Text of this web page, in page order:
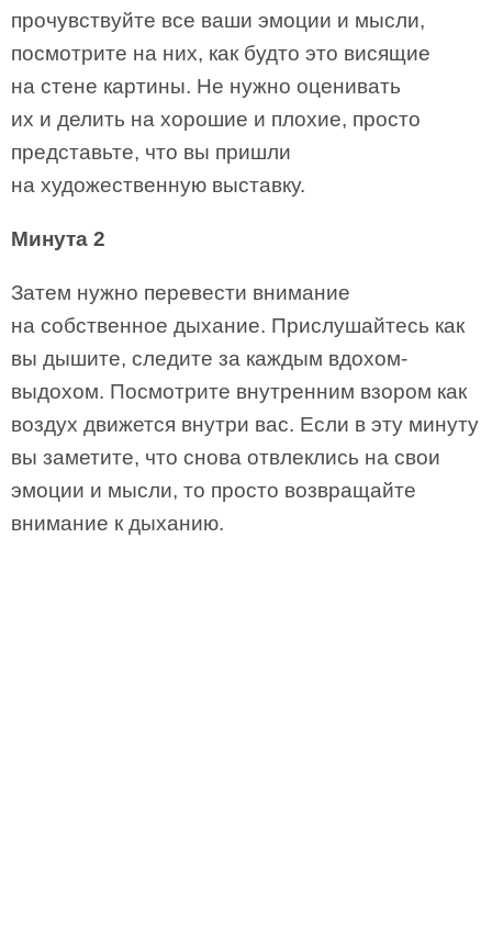
прочувствуйте все ваши эмоции и мысли,
посмотрите на них, как будто это висящие
на стене картины. Не нужно оценивать
их и делить на хорошие и плохие, просто
представьте, что вы пришли
на художественную выставку.
Минута 2
Затем нужно перевести внимание
на собственное дыхание. Прислушайтесь как
вы дышите, следите за каждым вдохом-
выдохом. Посмотрите внутренним взором как
воздух движется внутри вас. Если в эту минуту
вы заметите, что снова отвлеклись на свои
эмоции и мысли, то просто возвращайте
внимание к дыханию.